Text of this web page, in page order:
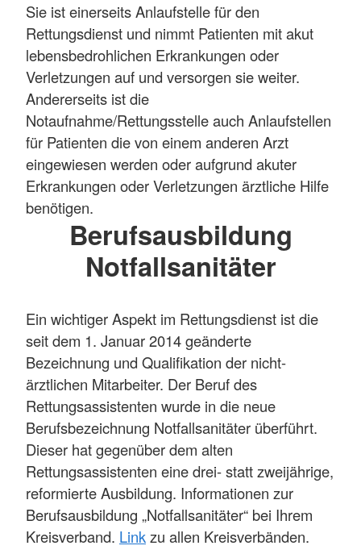
Sie ist einerseits Anlaufstelle für den
Rettungsdienst und nimmt Patienten mit akut
lebensbedrohlichen Erkrankungen oder
Verletzungen auf und versorgen sie weiter.
Andererseits ist die
Notaufnahme/Rettungsstelle auch Anlaufstellen
für Patienten die von einem anderen Arzt
eingewiesen werden oder aufgrund akuter
Erkrankungen oder Verletzungen ärztliche Hilfe
benötigen.
Berufsausbildung
Notfallsanitäter
Ein wichtiger Aspekt im Rettungsdienst ist die
seit dem 1. Januar 2014 geänderte
Bezeichnung und Qualifikation der nicht-
ärztlichen Mitarbeiter. Der Beruf des
Rettungsassistenten wurde in die neue
Berufsbezeichnung Notfallsanitäter überführt.
Dieser hat gegenüber dem alten
Rettungsassistenten eine drei- statt zweijährige,
reformierte Ausbildung. Informationen zur
Berufsausbildung „Notfallsanitäter“ bei Ihrem
Kreisverband. Linkzu allen Kreisverbänden.